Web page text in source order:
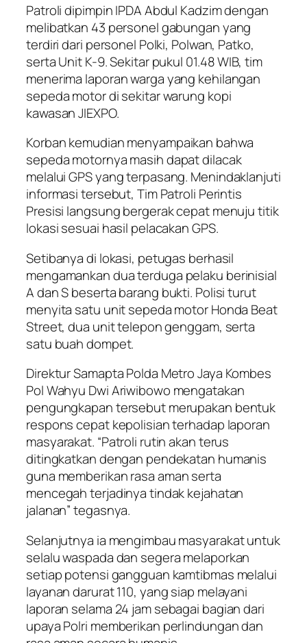
Patroli dipimpin IPDA Abdul Kadzim dengan
melibatkan 43 personel gabungan yang
terdiri dari personel Polki, Polwan, Patko,
serta Unit K-9. Sekitar pukul 01.48 WIB, tim
menerima laporan warga yang kehilangan
sepeda motor di sekitar warung kopi
kawasan JIEXPO.
Korban kemudian menyampaikan bahwa
sepeda motornya masih dapat dilacak
melalui GPS yang terpasang. Menindaklanjuti
informasi tersebut, Tim Patroli Perintis
Presisi langsung bergerak cepat menuju titik
lokasi sesuai hasil pelacakan GPS.
Setibanya di lokasi, petugas berhasil
mengamankan dua terduga pelaku berinisial
A dan S beserta barang bukti. Polisi turut
menyita satu unit sepeda motor Honda Beat
Street, dua unit telepon genggam, serta
satu buah dompet.
Direktur Samapta Polda Metro Jaya Kombes
Pol Wahyu Dwi Ariwibowo mengatakan
pengungkapan tersebut merupakan bentuk
respons cepat kepolisian terhadap laporan
masyarakat. “Patroli rutin akan terus
ditingkatkan dengan pendekatan humanis
guna memberikan rasa aman serta
mencegah terjadinya tindak kejahatan
jalanan” tegasnya.
Selanjutnya ia mengimbau masyarakat untuk
selalu waspada dan segera melaporkan
setiap potensi gangguan kamtibmas melalui
layanan darurat 110, yang siap melayani
laporan selama 24 jam sebagai bagian dari
upaya Polri memberikan perlindungan dan